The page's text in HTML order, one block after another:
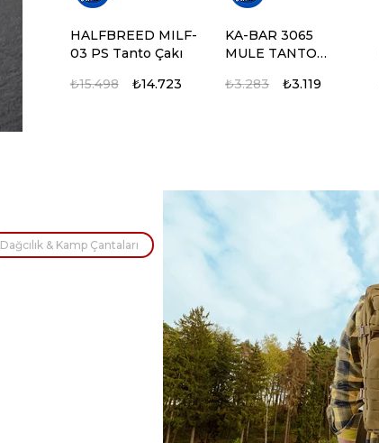
HALFBREED MILF-
03 PS Tanto Çakı
₺14.723
₺15.498
KA-BAR 3065
MULE TANTO
₺3.119
₺3.283
Becker Eskabar
₺6.889
KA-BAR Short
Tanto Taktik Bıçak
₺9.254
₺9.741
Dağcılık & Kamp Çantaları